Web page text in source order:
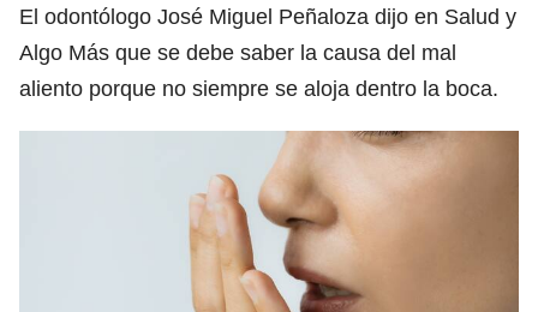
El odontólogo José Miguel Peñaloza dijo en Salud y
Algo Más que se debe saber la causa del mal
aliento porque no siempre se aloja dentro la boca.